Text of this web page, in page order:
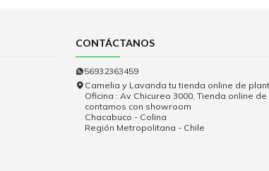
CONTÁCTANOS
56932363459
Camelia y Lavanda tu tienda online de
Oficina : Av Chicureo 3000, Tienda online
contamos con showroom
Chacabuco - Colina
Región Metropolitana - Chile